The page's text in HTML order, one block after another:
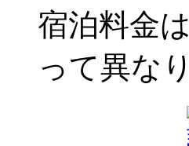
宿泊料金
って異な